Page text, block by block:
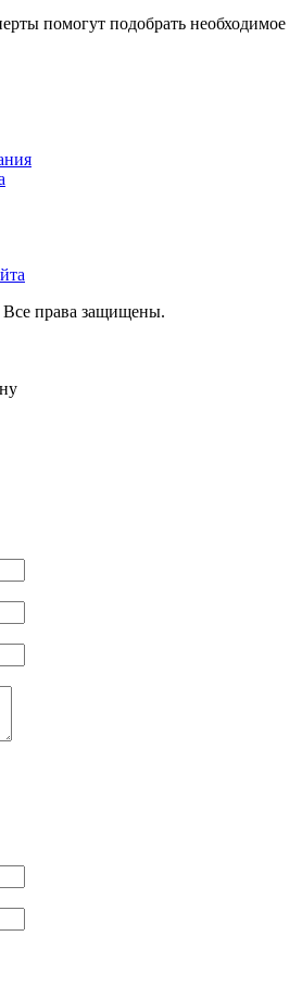
помогут подобрать необходимое
Все права защищены.